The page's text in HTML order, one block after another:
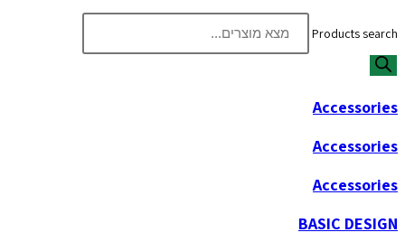
Products search
Accessories
Accessories
Accessories
BASIC DESIGN